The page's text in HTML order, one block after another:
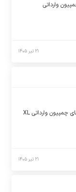
وارداتی
۲۱ تیر ۱۴۰۵
توله آمریکن ایکس ال بولی های چمپیون وارداتی XL
۲۱ تیر ۱۴۰۵